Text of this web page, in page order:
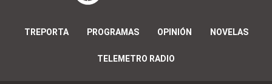
TREPORTA PROGRAMAS OPINIÓN NOVELAS
TELEMETRO RADIO